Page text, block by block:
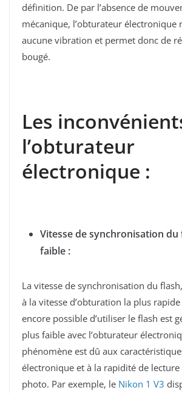
définition. De par l’absence de
mécanique, l’obturateur électronique
aucune vibration et permet donc de
bougé.
Les
l’obturateur
électronique :
Vitesse de synchronisation du
faible :
La vitesse de synchronisation du
à la vitesse d’obturation la plus
encore possible d’utiliser le flash est
plus faible avec l’obturateur
phénomène est dû aux
électronique et à la rapidité de
photo. Par exemple, le Nikon 1 V3